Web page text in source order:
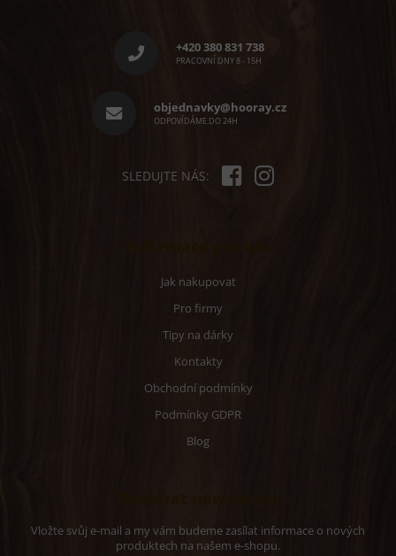
+420 380 831 738
PRACOVNÍ DNY 8 - 15H
objednavky@hooray.cz
ODPOVÍDÁME DO 24H
SLEDUJTE NÁS:
Jak nakupovat
Pro firmy
Tipy na dárky
Kontakty
Obchodní podmínky
Podmínky GDPR
Blog
Vložte svůj e-mail a my vám budeme zasílat informace o nových
produktech na našem e-shopu.